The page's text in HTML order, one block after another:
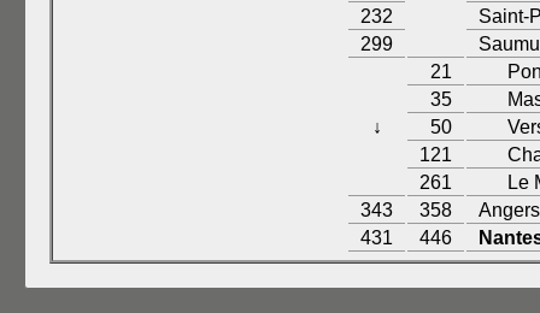
232
Saint-
299
↓
21
35
50
121
261
Le
343
358
431
446